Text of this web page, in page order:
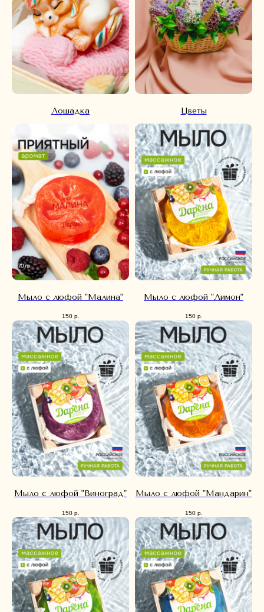
Лошадка Цветы
Мыло с люфой "Малина"
150 р.
Мыло с люфой "Лимон"
150 р.
Мыло с люфой "Виноград"
150 р.
Мыло с люфой "Мандарин"
150 р.